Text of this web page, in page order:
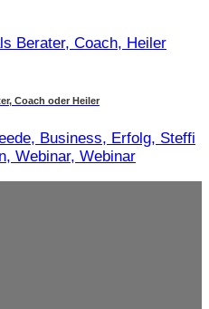
Coach oder Heiler
Business, Erfolg, Steffi
Webinar, Webinar